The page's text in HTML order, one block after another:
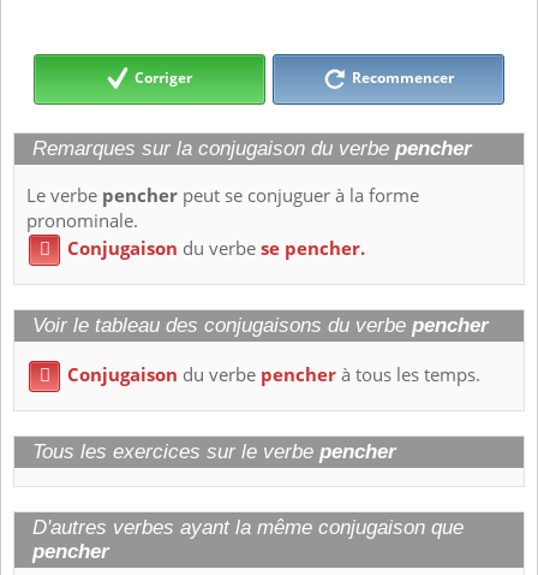
Corriger Recommencer
Remarques sur la conjugaison du verbe pencher
Le verbe pencher peut se conjuguer à la forme
pronominale.
 Conjugaison du verbese pencher.
Voir le tableau des conjugaisons du verbe pencher
 Conjugaison du verbe pencherà tous les temps.
Tous les exercices sur le verbe pencher
D'autres verbes ayant la même conjugaison que
pencher